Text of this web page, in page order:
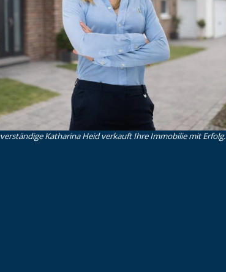
Katharina Heid verkauft Ihre Immobilie mit Erfolg.